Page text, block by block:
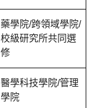
藥學院/跨領域學院/
校級研究所共同選
修
醫學科技學院/管理
學院